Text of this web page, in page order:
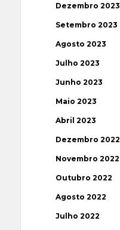
Dezembro 2023
Setembro 2023
Agosto 2023
Julho 2023
Junho 2023
Maio 2023
Abril 2023
Dezembro 2022
Novembro 2022
Outubro 2022
Agosto 2022
Julho 2022